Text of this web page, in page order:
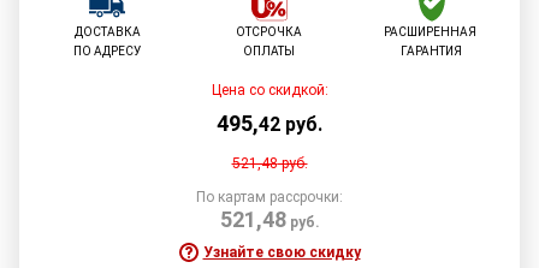
ДОСТАВКА
ПО АДРЕСУ
ОТСРОЧКА
ОПЛАТЫ
РАСШИРЕННАЯ
ГАРАНТИЯ
Цена со скидкой:
495,42 руб.
521,48руб.
По картам рассрочки:
521,48руб.
Узнайте свою скидку